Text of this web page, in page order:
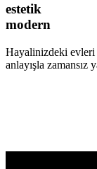
estetik
modern
Hayalinizdeki evleri
anlayışla zamansız